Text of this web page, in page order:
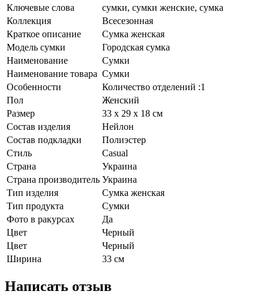
Ключевые слова
сумки, сумки женские, сумка
Коллекция
Всесезонная
Краткое описание
Сумка женская
Модель сумки
Городская сумка
Наименование
Сумки
Наименование товара Сумки
Особенности
Количество отделений :1
Пол
Женский
Размер
33 х 29 х 18 см
Состав изделия
Нейлон
Состав подкладки
Полиэстер
Стиль
Casual
Страна
Украина
Страна производитель Украина
Тип изделия
Сумка женская
Тип продукта
Сумки
Фото в ракурсах
Да
Цвет
Черный
Цвет
Черный
Ширина
33 см
Написать отзыв